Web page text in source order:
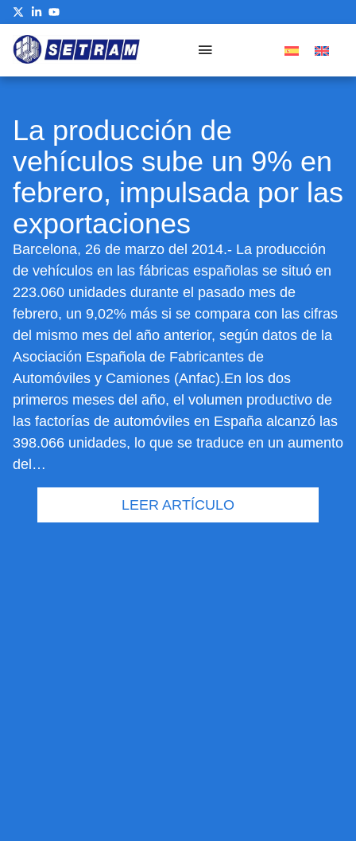
La producción de
vehículos sube un 9% en
febrero, impulsada por las
exportaciones
Barcelona, 26 de marzo del 2014.- La producción
de vehículos en las fábricas españolas se situó en
223.060 unidades durante el pasado mes de
febrero, un 9,02% más si se compara con las cifras
del mismo mes del año anterior, según datos de la
Asociación Española de Fabricantes de
Automóviles y Camiones (Anfac).En los dos
primeros meses del año, el volumen productivo de
las factorías de automóviles en España alcanzó las
398.066 unidades, lo que se traduce en un aumento
del…
LEER ARTÍCULO